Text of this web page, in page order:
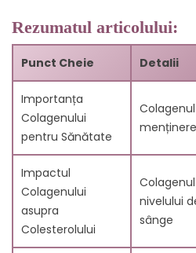
5.1. Inflamație cronică și
5.2. Simptomele bolii
6. Antioxidanți în lupta împotriva
6.1. Importanța glutationului
6.2. Flavonolii ca agenți
7. Legătura dintre mitocondrii
7.1. Rolul mitocondriilor în
7.2. Impactul asupra
8. Strategii pentru reducerea
îmbunătățirea sănătății
8.1. Modificări ale dietei și
Rezumatul articolului:
Punct Cheie Detalii
Importanța
Colagenului
pentru Sănătate
Impactul
Colagenului
asupra
Colesterolului
nivelului
sânge